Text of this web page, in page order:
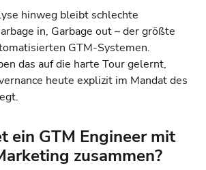
hinweg bleibt schlechte
in, Garbage out – der größte
GTM-Systemen.
das auf die harte Tour gelernt,
heute explizit im Mandat des
ein GTM Engineer mit
zusammen?